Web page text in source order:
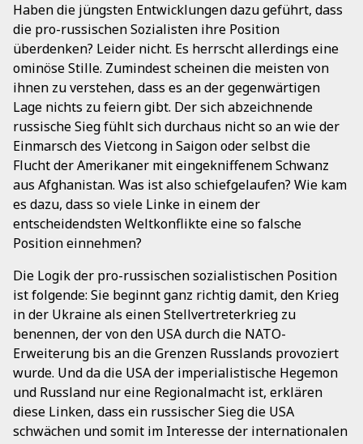
Haben die jüngsten Entwicklungen dazu geführt, dass
die pro-russischen Sozialisten ihre Position
überdenken? Leider nicht. Es herrscht allerdings eine
ominöse Stille. Zumindest scheinen die meisten von
ihnen zu verstehen, dass es an der gegenwärtigen
Lage nichts zu feiern gibt. Der sich abzeichnende
russische Sieg fühlt sich durchaus nicht so an wie der
Einmarsch des Vietcong in Saigon oder selbst die
Flucht der Amerikaner mit eingekniffenem Schwanz
aus Afghanistan. Was ist also schiefgelaufen? Wie kam
es dazu, dass so viele Linke in einem der
entscheidendsten Weltkonflikte eine so falsche
Position einnehmen?
Die Logik der pro-russischen sozialistischen Position
ist folgende: Sie beginnt ganz richtig damit, den Krieg
in der Ukraine als einen Stellvertreterkrieg zu
benennen, der von den USA durch die NATO-
Erweiterung bis an die Grenzen Russlands provoziert
wurde. Und da die USA der imperialistische Hegemon
und Russland nur eine Regionalmacht ist, erklären
diese Linken, dass ein russischer Sieg die USA
schwächen und somit im Interesse der internationalen